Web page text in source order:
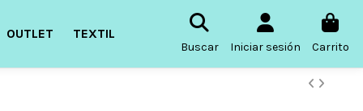
OUTLET TEXTIL
Buscar Iniciar sesión Carrito